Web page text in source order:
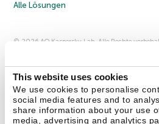
This website uses cookies
We use cookies to personalise
social media features and to
share information about your use
media, advertising and analytics
Alle Lösungen
© 2026 AO Kaspersky Lab. Alle Rechte
Anmeldung zum Newsletter für B2B-
Kontakt Über uns Partner Blog
Pressemitteilungen